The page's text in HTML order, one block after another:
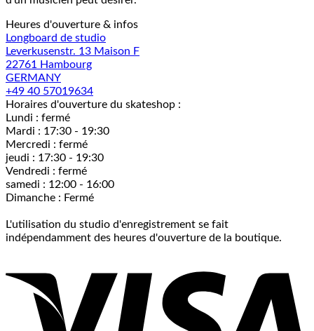
Heures d'ouverture & infos
Longboard de studio
Leverkusenstr. 13 Maison F
22761 Hambourg
GERMANY
+49 40 57019634
Horaires d'ouverture du skateshop :
Lundi : fermé
Mardi : 17:30 - 19:30
Mercredi : fermé
jeudi : 17:30 - 19:30
Vendredi : fermé
samedi : 12:00 - 16:00
Dimanche : Fermé
L'utilisation du studio d'enregistrement se fait
indépendamment des heures d'ouverture de la boutique.